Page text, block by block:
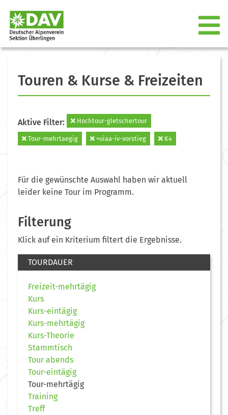
Touren & Kurse & Freizeiten
Aktive Filter: Hochtour-gletschertour
Tour-mehrtaegig =uiaa-iv-vorstieg K4
Für die gewünschte Auswahl haben wir aktuell
leider keine Tour im Programm.
Filterung
Klick auf ein Kriterium filtert die Ergebnisse.
TOURDAUER
Freizeit-mehrtägig
Kurs
Kurs-eintägig
Kurs-mehrtägig
Kurs-Theorie
Stammtisch
Tour abends
Tour-eintägig
Tour-mehrtägig
Training
Treff